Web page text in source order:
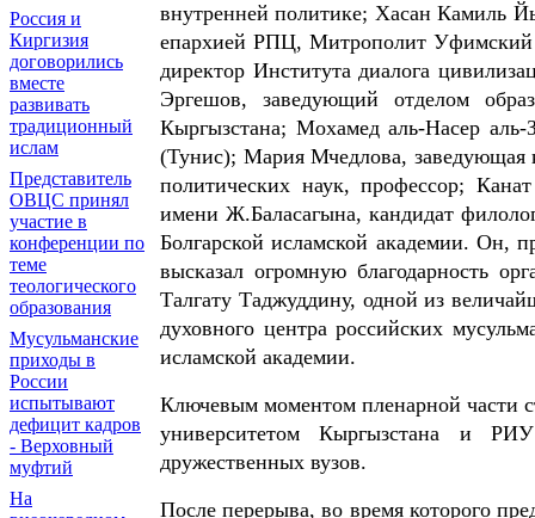
Россия и
Киргизия
договорились
вместе
развивать
традиционный
ислам
Представитель
ОВЦС принял
участие в
конференции по
теме
теологического
образования
Мусульманские
приходы в
России
испытывают
дефицит кадров
- Верховный
муфтий
На
внутренней политике; Хасан Камиль
епархией РПЦ, Митрополит
директор Института диалога
Эргешов, заведующий отделом
Кыргызстана; Мохамед аль-Насер аль-
(Тунис); Мария Мчедлова, заведующая
политических наук, профессор;
имени Ж.Баласагына, кандидат
Болгарской исламской академии. Он,
высказал огромную благодарность
Талгату Таджуддину, одной из
духовного центра российских
исламской академии.
Ключевым моментом пленарной части
университетом Кыргызстана и
дружественных вузов.
После перерыва, во время которого